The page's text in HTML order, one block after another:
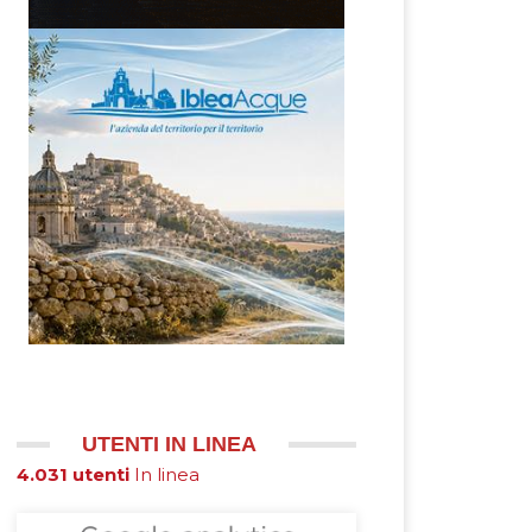
UTENTI IN LINEA
4.031 utentiIn linea